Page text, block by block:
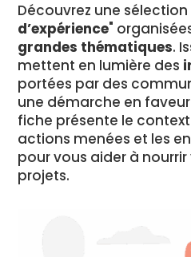
Découvrez une
d’expérience"
grandes thématiques.
mettent en lumière des
portées par des
une démarche en
fiche présente le
actions menées et les
pour vous aider à
projets.